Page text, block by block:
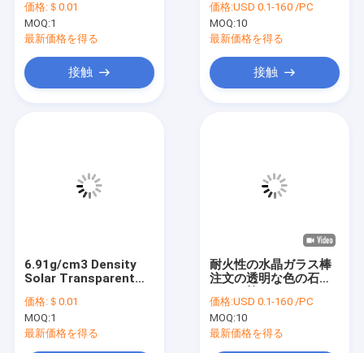
Accurate Results
価格:＄0.01
MOQ:1
最新価格を得る
接触
価格:USD 0.1-160 /PC
MOQ:10
最新価格を得る
接触
6.91g/cm3 Density
Solar Transparent
Industrial
価格:＄0.01
MOQ:1
最新価格を得る
耐火性の水晶ガラス棒
注文の透明な色の石英
価格:USD 0.1-160 /PC
MOQ:10
最新価格を得る